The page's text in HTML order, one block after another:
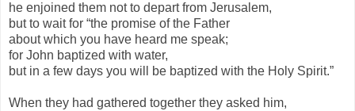
he enjoined them not to depart from Jerusalem,
but to wait for “the promise of the Father
about which you have heard me speak;
for John baptized with water,
but in a few days you will be baptized with the Holy Spirit.”
When they had gathered together they asked him,